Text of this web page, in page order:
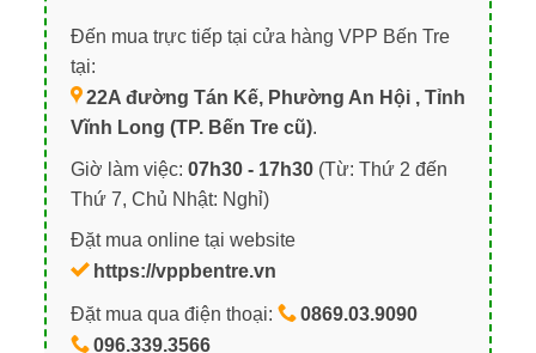
Đến mua trực tiếp tại cửa hàng VPP Bến Tre
tại:
22A đường Tán Kế, Phường An Hội , Tỉnh
Vĩnh Long (TP. Bến Tre cũ).
Giờ làm việc: 07h30 - 17h30(Từ: Thứ 2 đến
Thứ 7, Chủ Nhật: Nghỉ)
Đặt mua online tại website
https://vppbentre.vn
Đặt mua qua điện thoại:
0869.03.9090
096.339.3566